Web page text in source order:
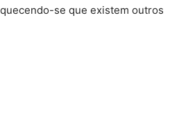
se que existem outros